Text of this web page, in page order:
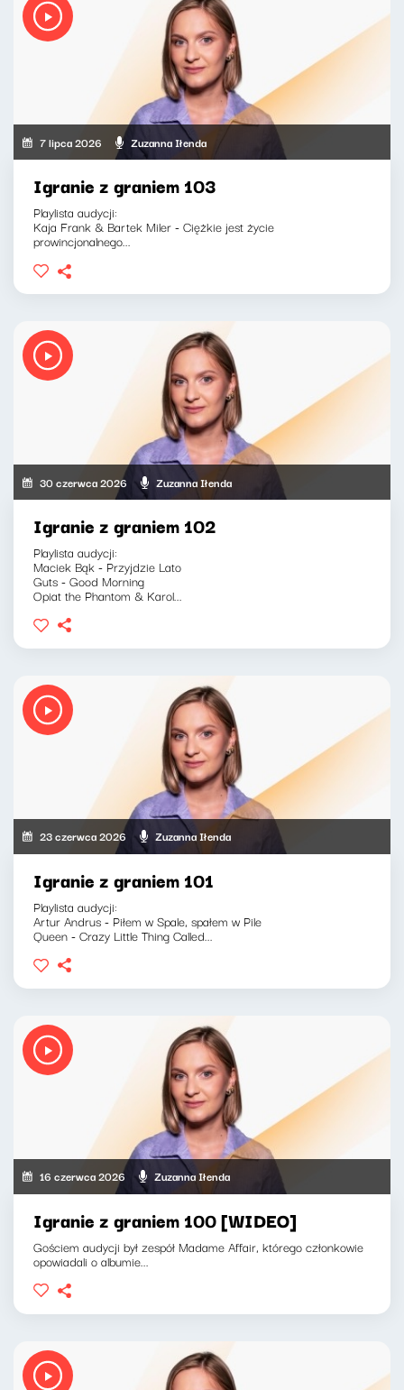
7 lipca 2026 Zuzanna Iłenda
Igranie z graniem 103
Playlista audycji:
Kaja Frank & Bartek Miler - Ciężkie jest życie
prowincjonalnego...
30 czerwca 2026 Zuzanna Iłenda
Igranie z graniem 102
Playlista audycji:
Maciek Bąk - Przyjdzie Lato
Guts - Good Morning
Opiat the Phantom & Karol...
23 czerwca 2026 Zuzanna Iłenda
Igranie z graniem 101
Playlista audycji:
Artur Andrus - Piłem w Spale, spałem w Pile
Queen - Crazy Little Thing Called...
16 czerwca 2026 Zuzanna Iłenda
Igranie z graniem 100 [WIDEO]
Gościem audycji był zespół Madame Affair, którego członkowie
opowiadali o albumie...